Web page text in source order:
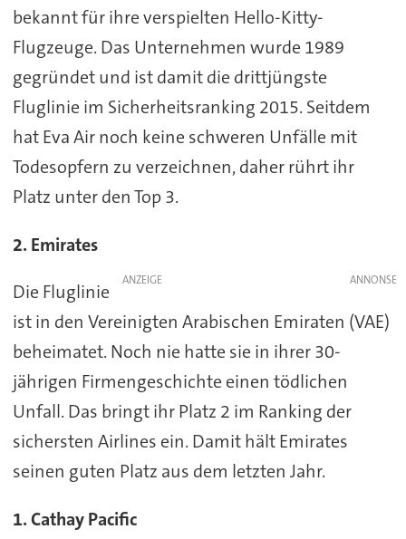
bekannt für ihre verspielten Hello-Kitty-
Flugzeuge. Das Unternehmen wurde 1989
gegründet und ist damit die drittjüngste
Fluglinie im Sicherheitsranking 2015. Seitdem
hat Eva Air noch keine schweren Unfälle mit
Todesopfern zu verzeichnen, daher rührt ihr
Platz unter den Top 3.
2. Emirates
ANZEIGE
Die Fluglinie
ist in den Vereinigten Arabischen Emiraten (VAE)
beheimatet. Noch nie hatte sie in ihrer 30-
jährigen Firmengeschichte einen tödlichen
Unfall. Das bringt ihr Platz 2 im Ranking der
sichersten Airlines ein. Damit hält Emirates
seinen guten Platz aus dem letzten Jahr.
1. Cathay Pacific